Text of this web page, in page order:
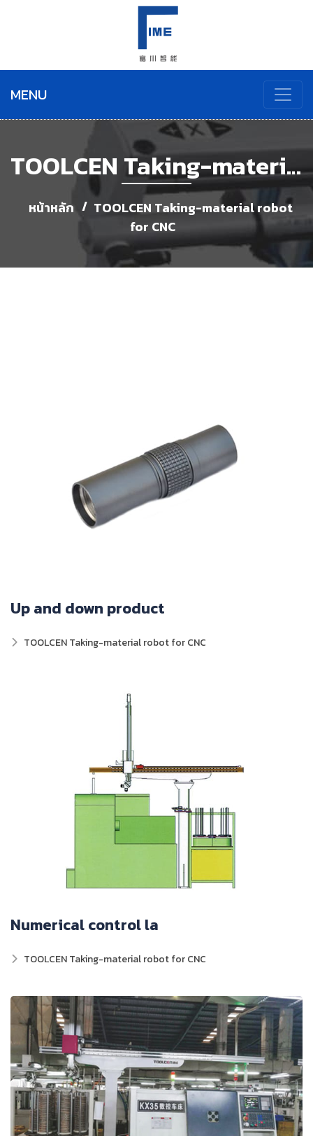
MENU
TOOLCEN Taking-material robot for CNC
หน้าหลัก
TOOLCEN Taking-material robot
for CNC
Up and down product
TOOLCEN Taking-material robot for CNC
Numerical control la
TOOLCEN Taking-material robot for CNC